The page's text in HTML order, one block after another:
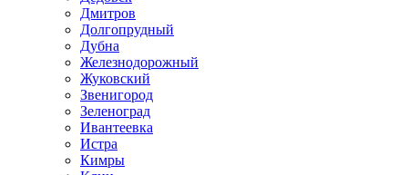
Дмитров
Долгопрудный
Дубна
Железнодорожный
Жуковский
Звенигород
Зеленоград
Ивантеевка
Истра
Кимры